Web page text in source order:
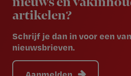
artikelen?
Schrijf je dan in voor een
nieuwsbrieven.